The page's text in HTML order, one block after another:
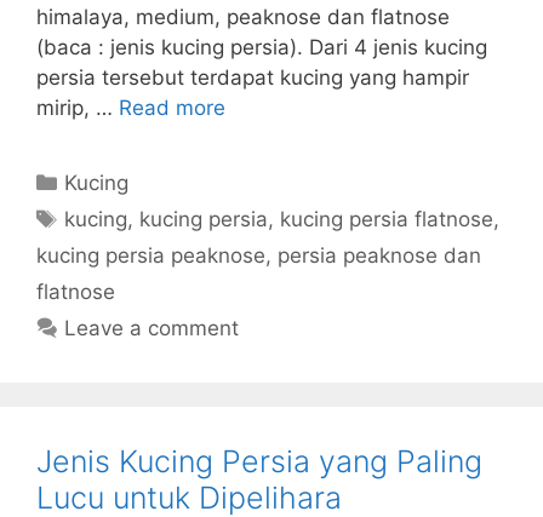
himalaya, medium, peaknose dan flatnose
(baca : jenis kucing persia). Dari 4 jenis kucing
persia tersebut terdapat kucing yang hampir
mirip, … Read more
Categories
Kucing
Tags
kucing, kucing persia, kucing persia flatnose,
kucing persia peaknose, persia peaknose dan
flatnose
Leave a comment
Jenis Kucing Persia yang Paling
Lucu untuk Dipelihara